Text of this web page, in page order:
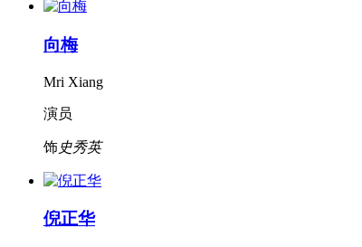
向梅
Mri Xiang
演员
饰史秀英
倪正华